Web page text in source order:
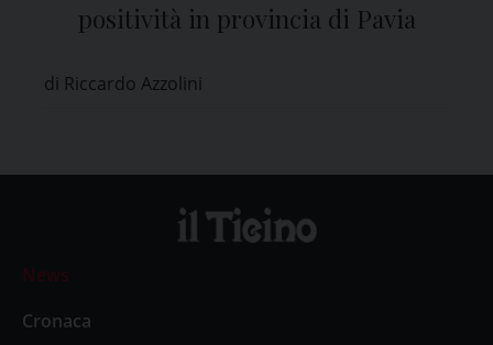
positività in provincia di Pavia
di Riccardo Azzolini
News
Cronaca